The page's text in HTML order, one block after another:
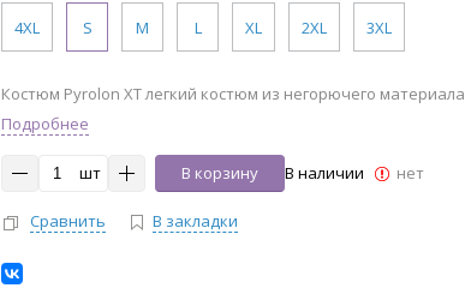
4XL
S M L XL 2XL 3XL
Костюм Pyrolon XT легкий костюм из негорючего материала
Подробнее
шт В корзину В наличии нет
Сравнить В закладки